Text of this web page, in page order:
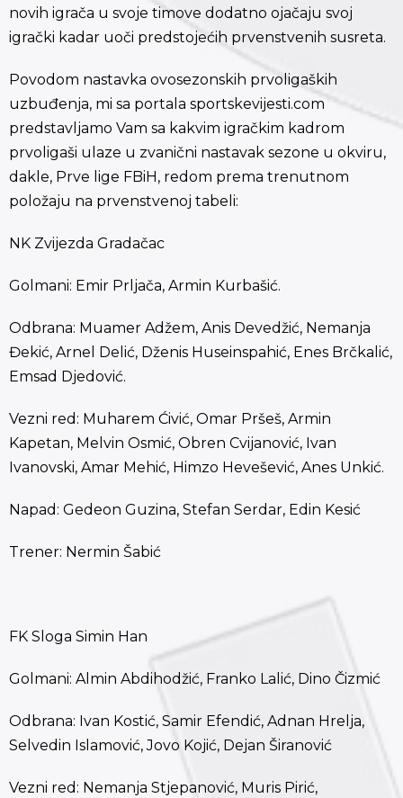
novih igrača u svoje timove dodatno ojačaju svoj
igrački kadar uoči predstojećih prvenstvenih susreta.
Povodom nastavka ovosezonskih prvoligaških
uzbuđenja, mi sa portala sportskevijesti.com
predstavljamo Vam sa kakvim igračkim kadrom
prvoligaši ulaze u zvanični nastavak sezone u okviru,
dakle, Prve lige FBiH, redom prema trenutnom
položaju na prvenstvenoj tabeli:
NK Zvijezda Gradačac
Golmani: Emir Prljača, Armin Kurbašić.
Odbrana: Muamer Adžem, Anis Devedžić, Nemanja
Đekić, Arnel Delić, Dženis Huseinspahić, Enes Brčkalić,
Emsad Djedović.
Vezni red: Muharem Ćivić, Omar Pršeš, Armin
Kapetan, Melvin Osmić, Obren Cvijanović, Ivan
Ivanovski, Amar Mehić, Himzo Hevešević, Anes Unkić.
Napad: Gedeon Guzina, Stefan Serdar, Edin Kesić
Trener: Nermin Šabić
FK Sloga Simin Han
Golmani: Almin Abdihodžić, Franko Lalić, Dino Čizmić
Odbrana: Ivan Kostić, Samir Efendić, Adnan Hrelja,
Selvedin Islamović, Jovo Kojić, Dejan Širanović
Vezni red: Nemanja Stjepanović, Muris Pirić,